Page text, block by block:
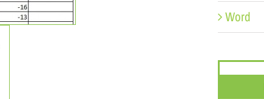
Word